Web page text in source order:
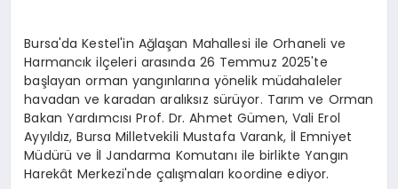
Bursa'da Kestel'in Ağlaşan Mahallesi ile Orhaneli ve
Harmancık ilçeleri arasında 26 Temmuz 2025'te
başlayan orman yangınlarına yönelik müdahaleler
havadan ve karadan aralıksız sürüyor. Tarım ve Orman
Bakan Yardımcısı Prof. Dr. Ahmet Gümen, Vali Erol
Ayyıldız, Bursa Milletvekili Mustafa Varank, İl Emniyet
Müdürü ve İl Jandarma Komutanı ile birlikte Yangın
Harekât Merkezi'nde çalışmaları koordine ediyor.